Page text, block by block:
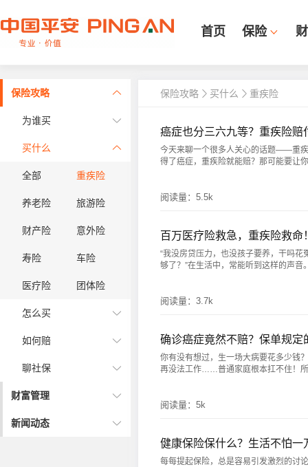
首页 保险
保险攻略
为谁买
买什么
全部 重疾险
养老险 旅游险
财产险 意外险
寿险 车险
医疗险 团体险
怎么买
如何赔
聊社保
财富管理
新闻动态
保险攻略 买什么 重疾险
癌症也分三六九等？重疾险赔
今天来聊一个很多人关心的话题——重
得了癌症，重疾险就能赔？那可能要让
阅读量： 5.5k
百万医疗险救急，重疾险救命
“我没房贷压力，也没孩子要养，干吗
够了？”在生活中，常能听到这样的声音
阅读量： 3.7k
确诊癌症竟然不赔？保单规
你有没有想过，生一场大病要花多少钱
再没法工作……普通家庭根本扛不住！
阅读量： 5k
健康保险保什么？生活不怕一
每每提起保险，总是容易引发激烈的讨